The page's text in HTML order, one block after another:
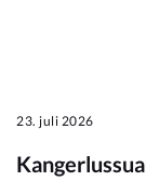
23. juli 2026